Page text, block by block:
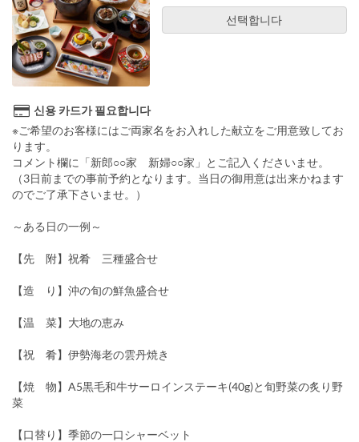
선택합니다
신용 카드가 필요합니다
※ご希望のお客様にはご両家名をお入れした献立をご用意致してお
ります。
コメント欄に「新郎○○家 新婦○○家」とご記入くださいませ。
（3日前までの事前予約となります。当日の御用意は出来かねます
のでご了承下さいませ。）
～ある日の一例～
【先 附】祝肴 三種盛合せ
【造 り】沖の旬の鮮魚盛合せ
【温 菜】大地の恵み
【祝 肴】伊勢海老の雲丹焼き
【焼 物】A5黒毛和牛サーロインステーキ(40g)と旬野菜の炙り野
菜
【口替り】季節の一口シャーベット